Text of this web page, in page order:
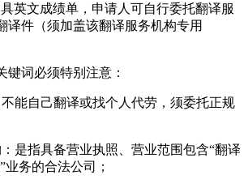
英文成绩单，申请人可自行委托翻译服
译件（须加盖该翻译服务机构专用
键词必须特别注意：
能自己翻译或找个人代劳，须委托正规
是指具备营业执照、营业范围包含“翻译
业务的合法公司；